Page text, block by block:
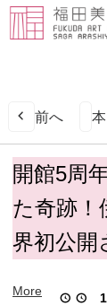
前へ 本
開
館
5
年
念
開館5周
た奇跡！
界初公開
More